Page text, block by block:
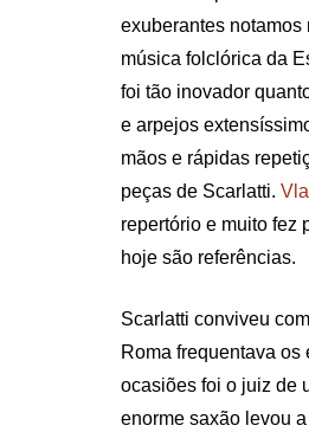
exuberantes notamos
música folclórica da
foi tão inovador
e arpejos
mãos e rápidas
peças de Scarlatti.
repertório e muito fez
hoje são referências.
Scarlatti conviveu
Roma frequentava
ocasiões foi o juiz de
enorme saxão levou